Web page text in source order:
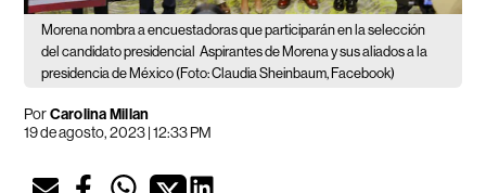
Morena nombra a encuestadoras que participarán en la selección
del candidato presidencial Aspirantes de Morena y sus aliados a la
presidencia de México (Foto: Claudia Sheinbaum, Facebook)
PorCarolina Millan
19 de agosto, 2023 | 12:33 PM